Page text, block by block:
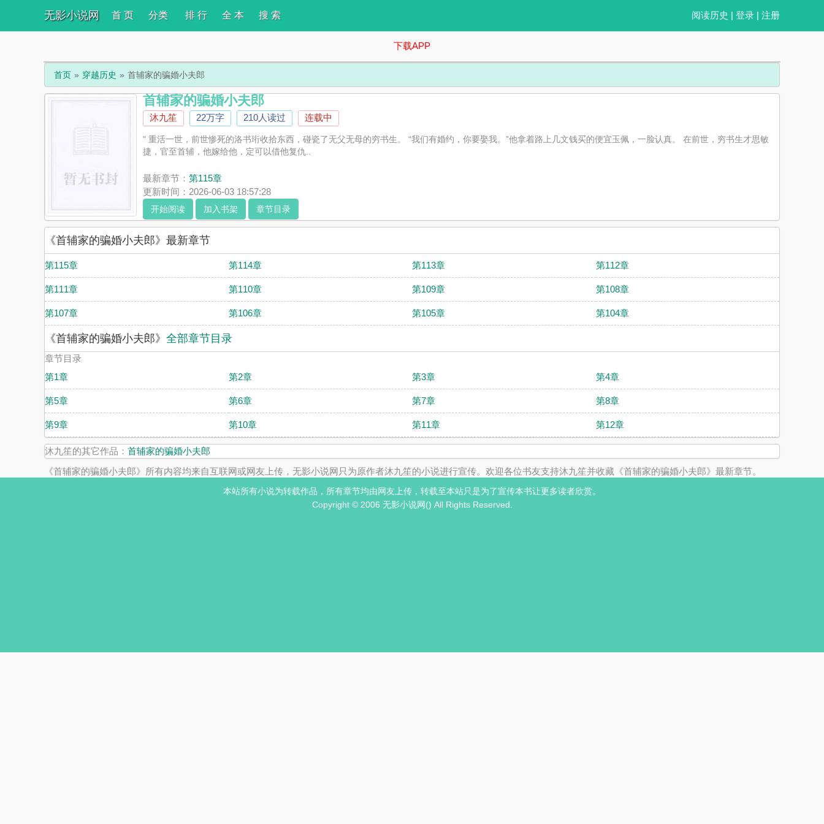
无影小说网 阅读历史 | 登录 | 注册
首 页 分类 排 行 全 本 搜 索
下载APP
首页 穿越历史 首辅家的骗婚小夫郎
首辅家的骗婚小夫郎
沐九笙 22万字 210人读过 连载中
" 重活一世，前世惨死的洛书珩收拾东西，碰瓷了无父无母的穷书生。 “我们有婚约，你要娶我。”他拿着路上几文钱买的便宜玉佩，一脸认真。 在前世，穷书生才思敏
捷，官至首辅，他嫁给他，定可以借他复仇..
最新章节： 第115章
更新时间：2026-06-03 18:57:28
开始阅读 加入书架 章节目录
《首辅家的骗婚小夫郎》最新章节
第115章 第114章 第113章 第112章
第111章 第110章 第109章 第108章
第107章 第106章 第105章 第104章
《首辅家的骗婚小夫郎》 全部章节目录
章节目录
第1章
第2章 第3章 第4章
第5章 第6章 第7章 第8章
第9章 第10章 第11章 第12章
沐九笙的其它作品： 首辅家的骗婚小夫郎
《首辅家的骗婚小夫郎》所有内容均来自互联网或网友上传，无影小说网只为原作者沐九笙的小说进行宣传。欢迎各位书友支持沐九笙并收藏《首辅家的骗婚小夫郎》最新章节。
本站所有小说为转载作品，所有章节均由网友上传，转载至本站只是为了宣传本书让更多读者欣赏。
Copyright © 2006 无影小说网() All Rights Reserved.